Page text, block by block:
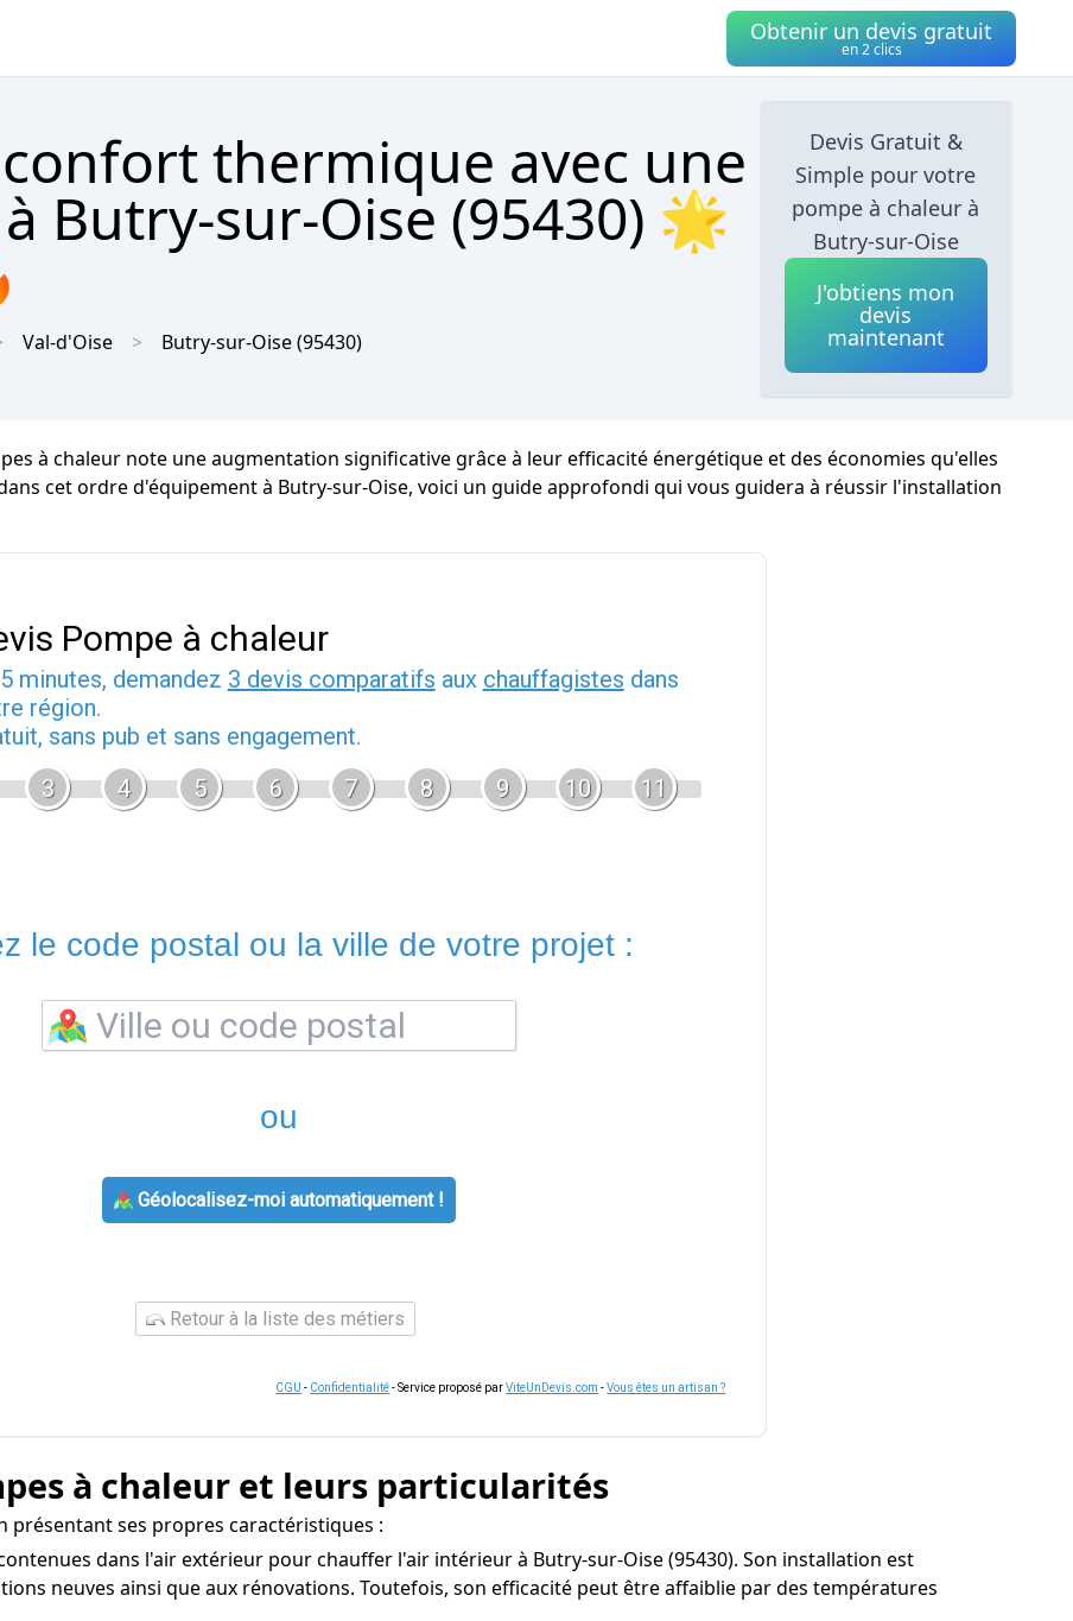
Obtenir un devis gratuit
en 2 clics
thermique avec une
Butry-sur-Oise (95430) 🌟
Val-d'Oise Butry-sur-Oise(95430)
Devis Gratuit &
Simple pour votre
pompe à chaleur à
Butry-sur-Oise
J'obtiens mon
devis
maintenant
à chaleur note une augmentation significative grâce à leur efficacité énergétique et des économies qu'elles
cet ordre d'équipement à Butry-sur-Oise, voici un guide approfondi qui vous guidera à réussir l'installation
Pompe à chaleur
minutes, demandez 3 devis comparatifs aux chauffagistes dans
région.
sans pub et sans engagement.
3 4 5 6 7 8 9 10 11
le code postal ou la ville de votre projet :
ou
Géolocalisez-moi automatiquement !
Retour à la liste des métiers
CGU - Confidentialité- Service proposé parViteUnDevis.com -Vous êtes un artisan ?
à chaleur et leurs particularités
présentant ses propres caractéristiques :
dans l'air extérieur pour chauffer l'air intérieur à Butry-sur-Oise (95430). Son installation est
neuves ainsi que aux rénovations. Toutefois, son efficacité peut être affaiblie par des températures